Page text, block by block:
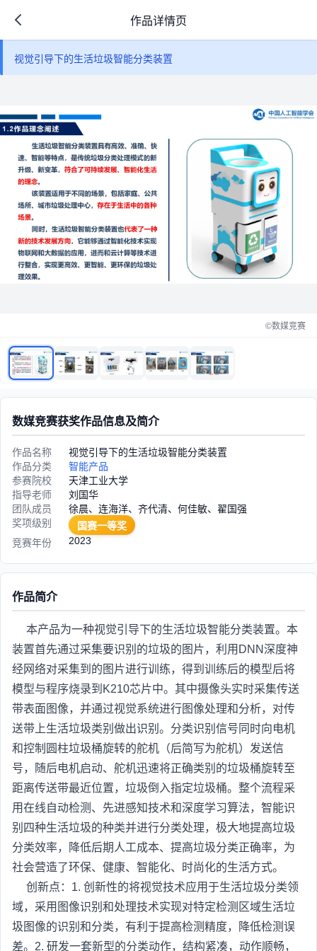
作品详情页
视觉引导下的生活垃圾智能分类装置
©数媒竞赛
数媒竞赛获奖作品信息及简介
作品名称
视觉引导下的生活垃圾智能分类装置
作品分类
智能产品
参赛院校
天津工业大学
指导老师
刘国华
团队成员
徐晨、连海洋、齐代清、何佳敏、翟国强
奖项级别
国赛一等奖
竞赛年份
2023
作品简介
本产品为一种视觉引导下的生活垃圾智能分类装置。本
装置首先通过采集要识别的垃圾的图片，利用DNN深度神
经网络对采集到的图片进行训练，得到训练后的模型后将
模型与程序烧录到K210芯片中。其中摄像头实时采集传送
带表面图像，并通过视觉系统进行图像处理和分析，对传
送带上生活垃圾类别做出识别。分类识别信号同时向电机
和控制圆柱垃圾桶旋转的舵机（后简写为舵机）发送信
号，随后电机启动、舵机迅速将正确类别的垃圾桶旋转至
距离传送带最近位置，垃圾倒入指定垃圾桶。整个流程采
用在线自动检测、先进感知技术和深度学习算法，智能识
别四种生活垃圾的种类并进行分类处理，极大地提高垃圾
分类效率，降低后期人工成本、提高垃圾分类正确率，为
社会营造了环保、健康、智能化、时尚化的生活方式。
创新点：1. 创新性的将视觉技术应用于生活垃圾分类领
域，采用图像识别和处理技术实现对特定检测区域生活垃
圾图像的识别和分类，有利于提高检测精度，降低检测误
差。2. 研发一套新型的分类动作，结构紧凑，动作顺畅，